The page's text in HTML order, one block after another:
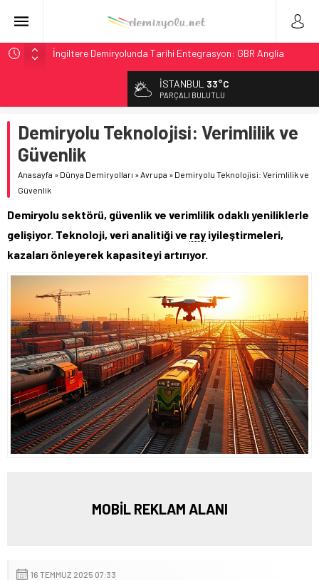
İngiltere Demiryolunda Tarihi Entegrasyon: GBR Anglia
Malezya Havayolları, TGV ile 28 Fransız Şehrine Tek Bilet
ÖBB ve RFI’dan Brenner’da 15 Günlük Bakım: Tren Seferleri
Duruyor
NS, Temmuz 2026’dan İtibaren Koltukta Bagaja Kalıcı
Yasak, Ceza Yok
GB Railfreight İngiltere’de Lider, Class 99’lar 2026’da Yolda
İSTANBUL 33°C
PARÇALI BULUTLU
Demiryolu Teknolojisi: Verimlilik ve
Güvenlik
Anasayfa » Dünya Demiryolları »Avrupa » Demiryolu Teknolojisi: Verimlilik ve
Güvenlik
Demiryolu sektörü, güvenlik ve verimlilik odaklı yeniliklerle
gelişiyor. Teknoloji, veri analitiği ve ray iyileştirmeleri,
kazaları önleyerek kapasiteyi artırıyor.
MOBİL REKLAM ALANI
16 TEMMUZ 2025 07:33